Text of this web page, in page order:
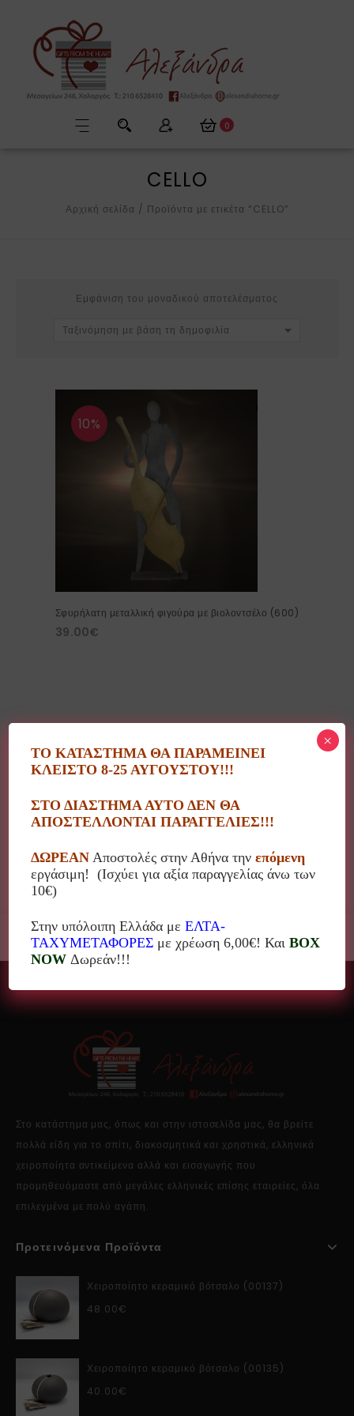
0
CELLO
Αρχική σελίδα / Προϊόντα με ετικέτα “CELLO”
Εμφάνιση του μοναδικού αποτελέσματος
Ταξινόμηση με βάση τη δημοφιλία
10%
Σφυρήλατη μεταλλική φιγούρα με βιολοντσέλο (600)
39.00€
Τιμή
Στο κατάστημα μας, όπως και στην ιστοσελίδα μας, θα βρείτε
πολλά είδη για το σπίτι, διακοσμητικά και χρηστικά, ελληνικά
χειροποίητα αντικείμενα αλλά και εισαγωγής που
προμηθευόμαστε από μεγάλες ελληνικές επίσης εταιρείες, όλα
επιλεγμένα με πολύ αγάπη.
Προτεινόμενα Προϊόντα
Χειροποίητο κεραμικό βότσαλο (00137)
48.00€
Χειροποίητο κεραμικό βότσαλο (00135)
40.00€
ΤΟ ΚΑΤΑΣΤΗΜΑ ΘΑ ΠΑΡΑΜΕΙΝΕΙ
ΚΛΕΙΣΤΟ 8-25 ΑΥΓΟΥΣΤΟΥ!!!
ΣΤΟ ΔΙΑΣΤΗΜΑ ΑΥΤΟ ΔΕΝ ΘΑ
ΑΠΟΣΤΕΛΛΟΝΤΑΙ ΠΑΡΑΓΓΕΛΙΕΣ!!!
ΔΩΡΕΑΝ Αποστολές στην Αθήνα τηνεπόμενη
εργάσιμη! (Ισχύει για αξία παραγγελίας άνω των
10€)
Στην υπόλοιπη Ελλάδα μεΕΛΤΑ-
ΤΑΧΥΜΕΤΑΦΟΡΕΣ με χρέωση 6,00€! ΚαιBOX
NOW Δωρεάν!!!
×